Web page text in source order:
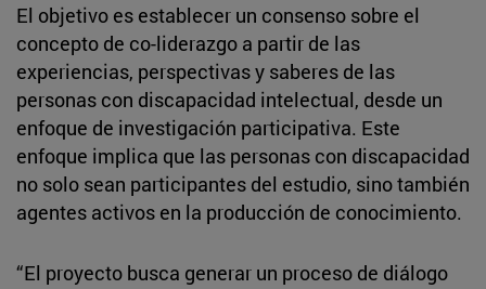
El objetivo es establecer un consenso sobre el
concepto de co-liderazgo a partir de las
experiencias, perspectivas y saberes de las
personas con discapacidad intelectual, desde un
enfoque de investigación participativa. Este
enfoque implica que las personas con discapacidad
no solo sean participantes del estudio, sino también
agentes activos en la producción de conocimiento.
“El proyecto busca generar un proceso de diálogo